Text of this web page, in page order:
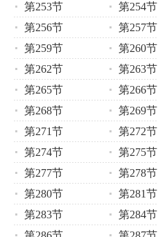
第253节
第254节
第256节
第257节
第259节
第260节
第262节
第263节
第265节
第266节
第268节
第269节
第271节
第272节
第274节
第275节
第277节
第278节
第280节
第281节
第283节
第284节